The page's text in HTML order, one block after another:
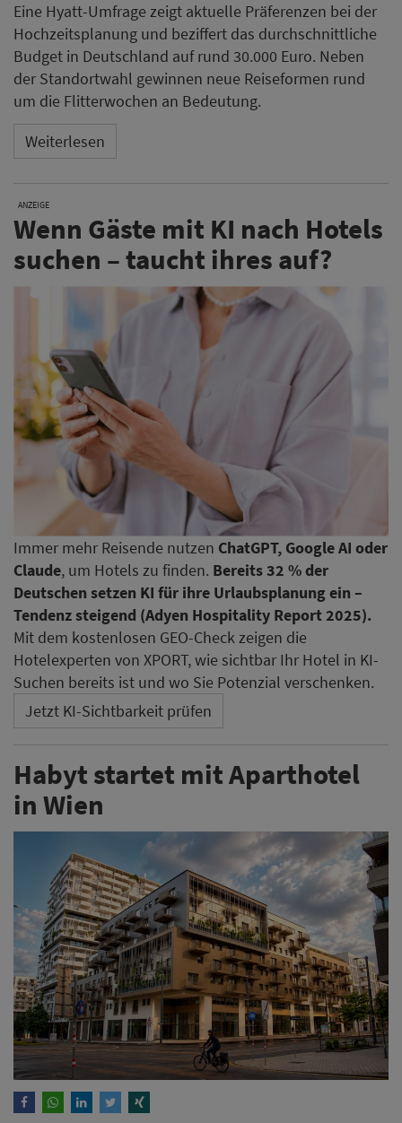
Eine Hyatt-Umfrage zeigt aktuelle Präferenzen bei der
Hochzeitsplanung und beziffert das durchschnittliche
Budget in Deutschland auf rund 30.000 Euro. Neben
der Standortwahl gewinnen neue Reiseformen rund
um die Flitterwochen an Bedeutung.
Weiterlesen
ANZEIGE
Wenn Gäste mit KI nach Hotels
suchen – taucht ihres auf?
Immer mehr Reisende nutzen ChatGPT, Google AI oder
Claude, um Hotels zu finden. Bereits 32 % der
Deutschen setzen KI für ihre Urlaubsplanung ein –
Tendenz steigend (Adyen Hospitality Report 2025).
Mit dem kostenlosen GEO-Check zeigen die
Hotelexperten von XPORT, wie sichtbar Ihr Hotel in KI-
Suchen bereits ist und wo Sie Potenzial verschenken.
Jetzt KI-Sichtbarkeit prüfen
Habyt startet mit Aparthotel
in Wien